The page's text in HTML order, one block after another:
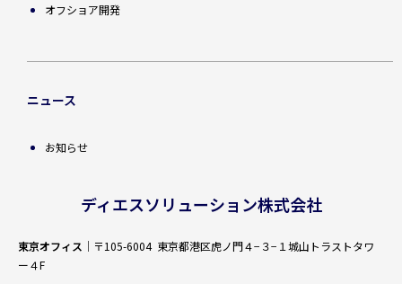
オフショア開発
ニュース
お知らせ
ディエスソリューション株式会社
東京オフィス ｜〒105-6004 東京都港区虎ノ門４−３−１城山トラストタワ
ー４F